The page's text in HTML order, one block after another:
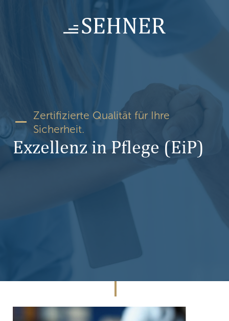
Zertifizierte Qualität für Ihre
Sicherheit.
Exzellenz in Pflege (EiP)